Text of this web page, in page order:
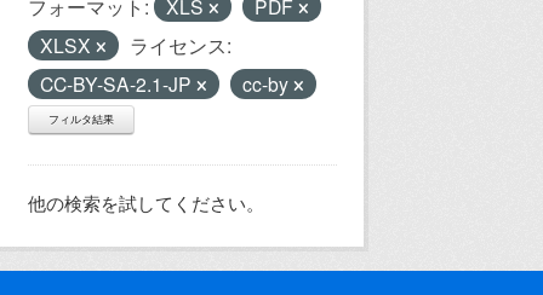
フォーマット: XLS
PDF
XLSX
ライセンス:
CC-BY-SA-2.1-JP
cc-by
フィルタ結果
他の検索を試してください。